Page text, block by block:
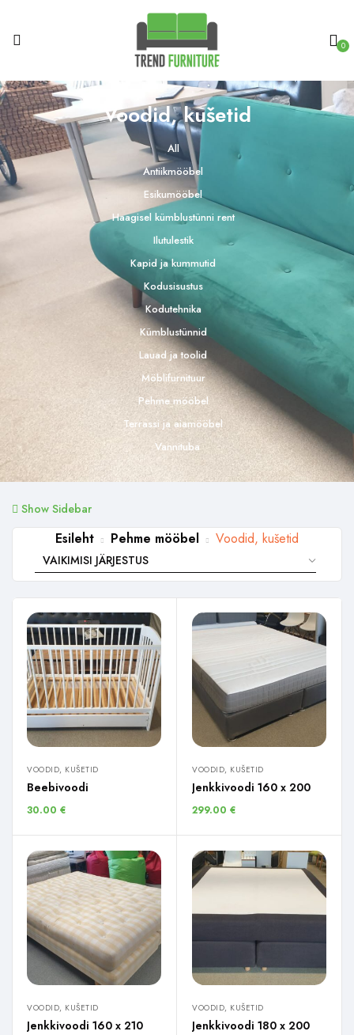
0
Voodid, kušetid
All
Antiikmööbel
Esikumööbel
Haagisel kümblustünni rent
Ilutulestik
Kapid ja kummutid
Kodusisustus
Kodutehnika
Kümblustünnid
Lauad ja toolid
Möblifurnituur
Pehme mööbel
Terrassi ja aiamööbel
Vannituba
Show Sidebar
Esileht Pehme mööbel Voodid, kušetid
VOODID, KUŠETID
Beebivoodi
30.00 €
VOODID, KUŠETID
Jenkkivoodi 160 x 200
299.00 €
VOODID, KUŠETID
Jenkkivoodi 160 x 210
VOODID, KUŠETID
Jenkkivoodi 180 x 200